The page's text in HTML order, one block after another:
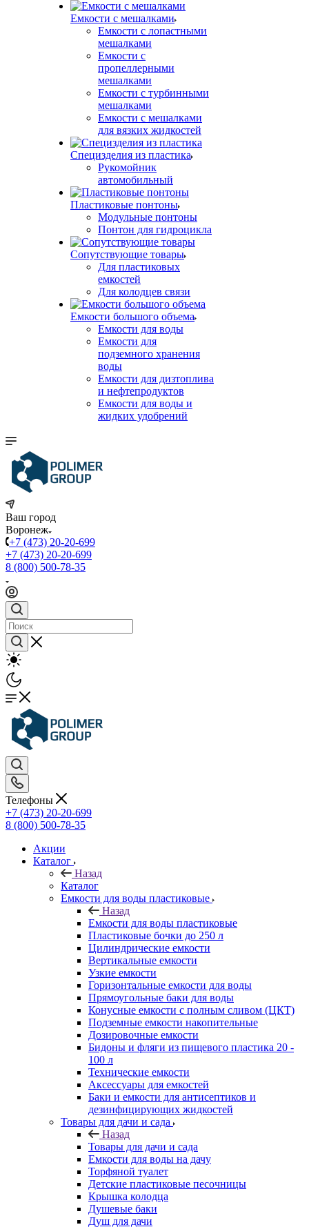
Емкости с мешалками
Емкости с лопастными
мешалками
Емкости с
пропеллерными
мешалками
Емкости с турбинными
мешалками
Емкости с мешалками
для вязких жидкостей
Специзделия из пластика
Рукомойник
автомобильный
Пластиковые понтоны
Модульные понтоны
Понтон для гидроцикла
Сопутствующие товары
Для пластиковых
емкостей
Для колодцев связи
Емкости большого объема
Емкости для воды
Емкости для
подземного хранения
воды
Емкости для дизтоплива
и нефтепродуктов
Емкости для воды и
жидких удобрений
Ваш город
Воронеж
+7 (473) 20-20-699
+7 (473) 20-20-699
8 (800) 500-78-35
Телефоны
+7 (473) 20-20-699
8 (800) 500-78-35
Акции
Каталог
Назад
Каталог
Емкости для воды пластиковые
Назад
Емкости для воды пластиковые
Пластиковые бочки до 250 л
Цилиндрические емкости
Вертикальные емкости
Узкие емкости
Горизонтальные емкости для воды
Прямоугольные баки для воды
Конусные емкости с полным сливом (ЦКТ)
Подземные емкости накопительные
Дозировочные емкости
Бидоны и фляги из пищевого пластика 20 -
100 л
Технические емкости
Аксессуары для емкостей
Баки и емкости для антисептиков и
дезинфицирующих жидкостей
Товары для дачи и сада
Назад
Товары для дачи и сада
Емкости для воды на дачу
Торфяной туалет
Детские пластиковые песочницы
Крышка колодца
Душевые баки
Душ для дачи